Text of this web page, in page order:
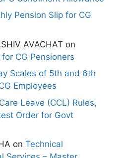
Pension Slip for CG
AVACHAT on
CG Pensioners
Scales of 5th and 6th
Employees
Leave (CCL) Rules,
Order for Govt
on Technical